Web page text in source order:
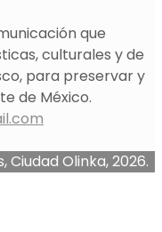
que
culturales y de
para preservar y
de México.
Olinka, 2026.